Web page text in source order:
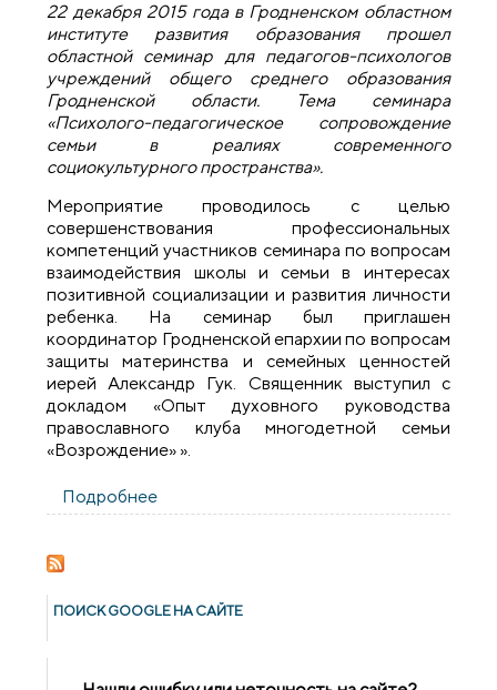
22 декабря 2015 года в Гродненском областном
институте развития образования прошел
областной семинар для педагогов-психологов
учреждений общего среднего образования
Гродненской области. Тема семинара
«Психолого-педагогическое сопровождение
семьи в реалиях современного
социокультурного пространства».
Мероприятие проводилось с целью
совершенствования профессиональных
компетенций участников семинара по вопросам
взаимодействия школы и семьи в интересах
позитивной социализации и развития личности
ребенка. На семинар был приглашен
координатор Гродненской епархии по вопросам
защиты материнства и семейных ценностей
иерей Александр Гук. Священник выступил с
докладом «Опыт духовного руководства
православного клуба многодетной семьи
«Возрождение» ».
Подробнее
«Психолого-педагогическое
ПОИСК GOОGLE НА САЙТЕ